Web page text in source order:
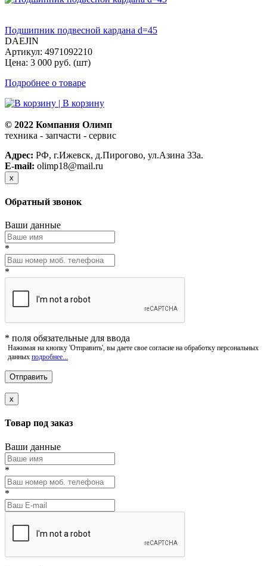
Подшипник подвесной кардана d=45
DAEJIN
Артикул: 4971092210
Цена: 3 000 руб. (шт)
Подробнее о товаре
| В корзину
© 2022 Компания Олимп
техника - запчасти - сервис
Адрес: РФ, г.Ижевск, д.Пирогово, ул.Азина 33а.
E-mail: olimp18@mail.ru
x
Обратный звонок
Ваши данные
*
*
* поля обязательные для ввода
Нажимая на кнопку 'Отправить', вы даете свое согласие на обработку персональных
данных подробнее...
x
Товар под заказ
Ваши данные
*
*